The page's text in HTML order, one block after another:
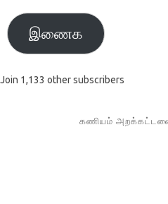
இணைக
Join 1,133 other subscribers
கணியம்